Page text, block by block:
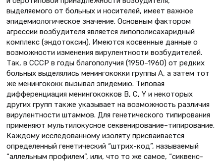
выделяемого от больных и носителей, имеет важное
эпидемиологическое значение. Основным фактором
агрессии возбудителя является липополисахаридный
комплекс (эндотоксин). Имеются косвенные данные о
возможности изменения вирулентности возбудителей.
Так, в СССР в годы благополучия (1950–1960) от редких
больных выделялись менингококки группы А, а затем тот
же менингококк вызывал эпидемию. Типовая
дифференциация менингококков В, С, Y и некоторых
других групп также указывает на возможность различия
вирулентности штаммов. Для генетического типирования
применяют мультилокусное секвенирование–типирование.
Каждому исследованному изоляту присваивается
определенный генетический “штрих-код”, называемый
“аллельным профилем”, или, что то же самое, “сиквенс-